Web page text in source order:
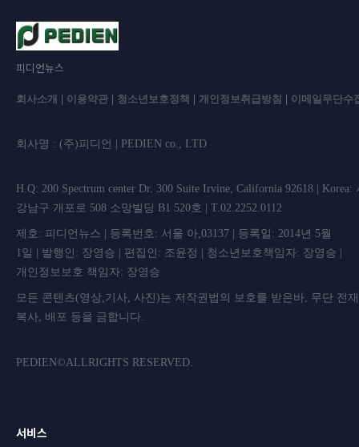
피디언뉴스
회사소개 이용약관 청소년보호정책 개인정보취급방침 이메일무단수
회사명 : (주)피디언 | PEDIEN co.,
H.Q: 200 Spectrum center Dr. 300 Suite Irvine, California 92618 | Korea:
강남구 개포로 508 소망빌딩 B1 520호 | T.02.2252.0112
제호: 피디언뉴스 | 등록번호: 서울 아,03137 | 등록일: 2014년 5월
1일 | 발행인: 장영승 | 편집인: 조윤정 | 청소년보호책임자: 장영승 |
개인정보보호 책임자: 장영승
모든 콘텐츠(영상,기사, 사진)는 저작권법의 보호를 받은바, 무단 전
복사, 배포 등을 금합니
PEDIEN©ALLRIGHTS RESERVED.
서비스